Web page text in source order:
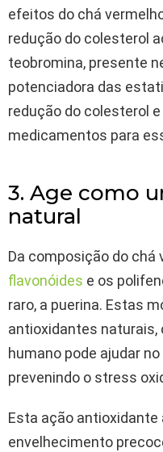
efeitos do chá
redução do colesterol
teobromina, presente
potenciadora das
redução do colesterol
medicamentos para
3. Age como
natural
Da composição do
flavonóides e os
raro, a puerina. Estas
antioxidantes naturais,
humano pode ajudar
prevenindo o stress
Esta ação antioxidante
envelhecimento